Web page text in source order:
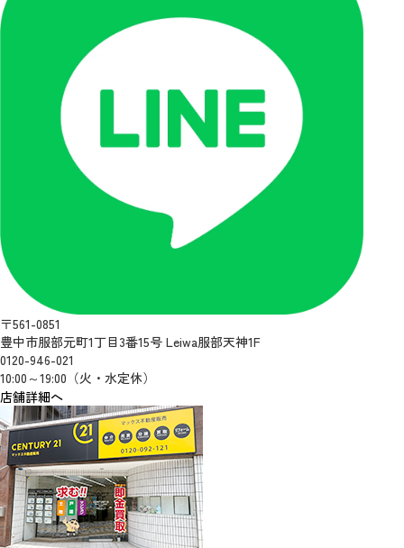
〒561-0851
豊中市服部元町1丁目3番15号 Leiwa服部天神1F
0120-946-021
10:00～19:00（火・水定休）
店舗詳細へ